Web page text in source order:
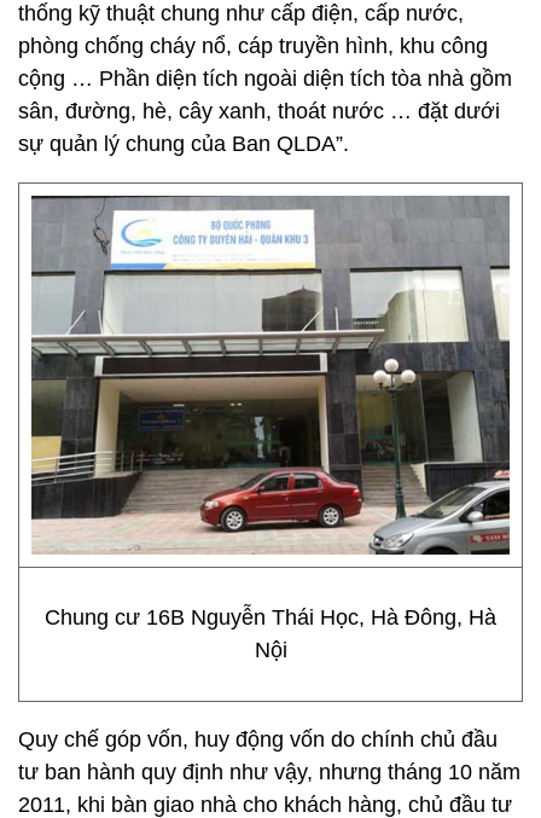
thống kỹ thuật chung như cấp điện, cấp nước,
phòng chống cháy nổ, cáp truyền hình, khu công
cộng … Phần diện tích ngoài diện tích tòa nhà gồm
sân, đường, hè, cây xanh, thoát nước … đặt dưới
sự quản lý chung của Ban QLDA”.
Chung cư 16B Nguyễn Thái Học, Hà Đông, Hà
Nội
Quy chế góp vốn, huy động vốn do chính chủ đầu
tư ban hành quy định như vậy, nhưng tháng 10 năm
2011, khi bàn giao nhà cho khách hàng, chủ đầu tư